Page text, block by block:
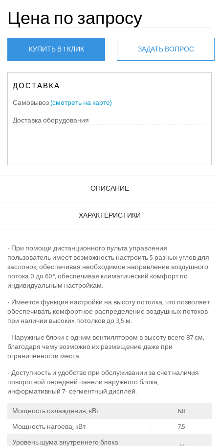
Цена по запросу
КУПИТЬ В 1 КЛИК ЗАДАТЬ ВОПРОС
ДОСТАВКА
Самовывоз(смотреть на карте)
Доставка оборудования
ОПИСАНИЕ
ХАРАКТЕРИСТИКИ
- При помощи дистанционного пульта управления
пользователь имеет возможность настроить 5 разных углов для
заслонок, обеспечивая необходимое направление воздушного
потока 0 до 60°, обеспечивая климатический комфорт по
индивидуальным настройкам.
- Имеется функция настройки на высоту потолка, что позволяет
обеспечивать комфортное распределение воздушных потоков
при наличии высоких потолков до 3,5 м.
- Наружные блоки с одним вентилятором в высоту всего 87 см,
благодаря чему возможно их размещение даже при
ограниченности места.
- Доступность и удобство при обслуживании за счет наличия
поворотной передней панели наружного блока,
информативный 7- сегментный дисплей.
Мощность охлаждения, кВт
6.8
Мощность нагрева, кВт
7.5
Уровень шума внутреннего блока